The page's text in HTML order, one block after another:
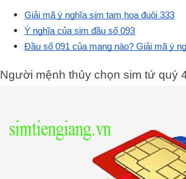
Giải mã ý nghĩa sim tam hoa đuôi 333
Ý nghĩa của sim đầu số 093
Đầu số 091 của mạng nào? Giải mã ý
Người mệnh thủy chọn sim tứ quý